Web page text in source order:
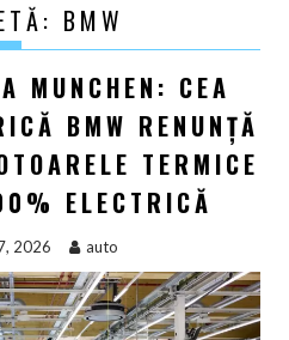
BMW
MUNCHEN: CEA
BMW RENUNȚĂ
TERMICE
ELECTRICĂ
2026 auto